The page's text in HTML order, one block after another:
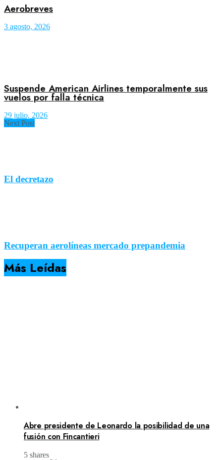
Aerobreves
3 agosto, 2026
Suspende American Airlines temporalmente sus
vuelos por falla técnica
29 julio, 2026
Next Post
El decretazo
Recuperan aerolíneas mercado prepandemia
Más Leídas
Abre presidente de Leonardo la posibilidad de una
fusión con Fincantieri
5 shares